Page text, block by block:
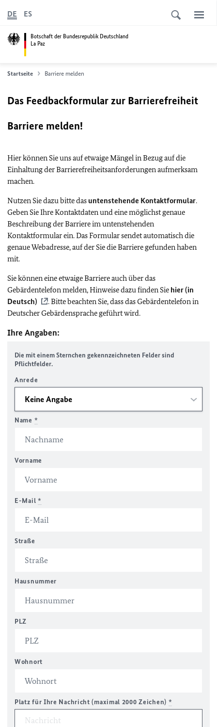
Botschaft der Bundesrepublik Deutschland
La Paz
DE ES
Startseite Barriere melden
Das Feedbackformular zur Barrierefreiheit
Barriere melden!
Hier können Sie uns auf etwaige Mängel in Bezug auf die
Einhaltung der Barrierefreiheitsanforderungen aufmerksam
machen.
Nutzen Sie dazu bitte das untenstehende Kontaktformular.
Geben Sie Ihre Kontaktdaten und eine möglichst genaue
Beschreibung der Barriere im untenstehenden
Kontaktformular ein. Das Formular sendet automatisch die
genaue Webadresse, auf der Sie die Barriere gefunden haben
mit.
Sie können eine etwaige Barriere auch über das
Gebärdentelefon melden, Hinweise dazu finden Sie hier (in
Deutsch)
. Bitte beachten Sie, dass das Gebärdentelefon in
Deutscher Gebärdensprache geführt wird.
Ihre Angaben:
Die mit einem Sternchen gekennzeichneten Felder sind
Pflichtfelder.
Anrede
Name *
Vorname
E-Mail *
Straße
Hausnummer
PLZ
Wohnort
Platz für Ihre Nachricht (maximal 2000 Zeichen) *